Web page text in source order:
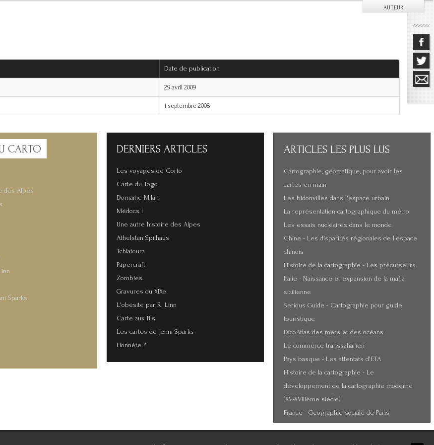
AUTEUR
Date de publication
29 avril 2009
1 septembre 2008
CARTO
des Alpes
Sparks
DERNIERS ARTICLES
Les voyages de Corto
Carte du Togo
Domaine Milan
Médocs !
Une autre histoire des Alpes
Athelstan Spilhaus
Tchiatoura
Papercraft
Zombies
Gravures du XIXe
L'obésité par R. Linn
Carte aux fils
Les cartes de Jenni Sparks
Honnête ?
ARTICLES LES PLUS LUS
Cartographie, géomatique, pour avoir les
cartes en main
Les bidonvilles dans l'espace urbain
La représentation cartographique du métro
Les essais nucléaires dans le monde
Chine - Les disparités régionales de l'espace
chinois
Histoire de la cartographie - Les précurseurs
Italie - Naissance et expansion de la mafia
sicilienne
Serious Guide - Cartographie pour guide
touristique
DicoAtlas des mers et des océans
Le commerce transsaharien
Pays basque - Les attentats d'ETA
Histoire de la cartographie - Le
développement de la cartographie moderne
(XV-XVIIIème siècle)
France - Géographie sociale de Paris